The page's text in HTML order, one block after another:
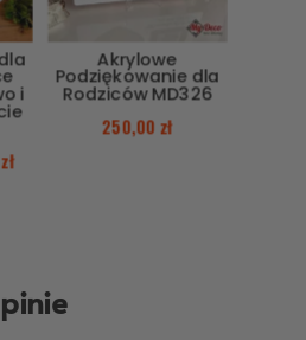
i
zł
Akrylowe
Podziękowanie dla
Rodziców MD326
250,00 zł